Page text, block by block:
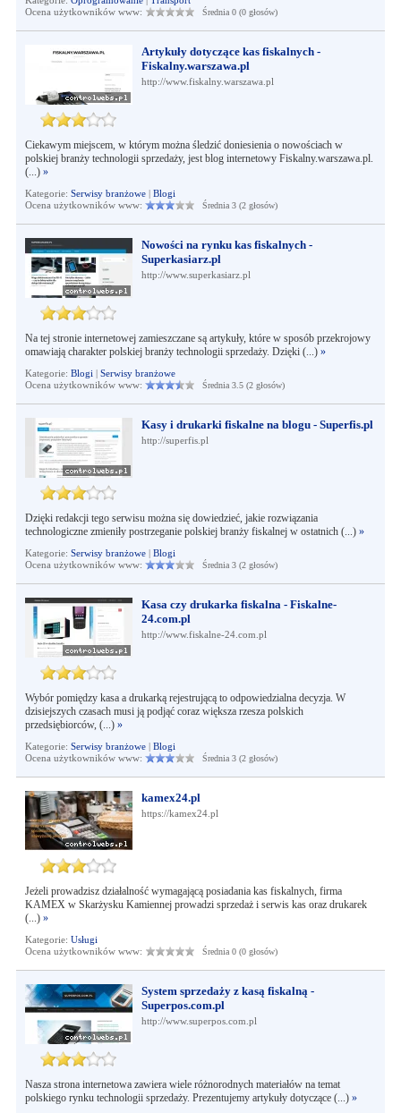
Ocena użytkowników www:
Średnia 0 (0 głosów)
Artykuły dotyczące kas fiskalnych -
Fiskalny.warszawa.pl
http://www.fiskalny.warszawa.pl
Ciekawym miejscem, w którym można śledzić doniesienia o nowościach w
polskiej branży technologii sprzedaży, jest blog internetowy Fiskalny.warszawa.pl.
(...) »
Kategorie: Serwisy branżowe| Blogi
Ocena użytkowników www:
Średnia 3 (2 głosów)
Nowości na rynku kas fiskalnych -
Superkasiarz.pl
http://www.superkasiarz.pl
Na tej stronie internetowej zamieszczane są artykuły, które w sposób przekrojowy
omawiają charakter polskiej branży technologii sprzedaży. Dzięki (...) »
Kategorie: Blogi | Serwisy branżowe
Ocena użytkowników www:
Średnia 3.5 (2 głosów)
Kasy i drukarki fiskalne na blogu - Superfis.pl
http://superfis.pl
Dzięki redakcji tego serwisu można się dowiedzieć, jakie rozwiązania
technologiczne zmieniły postrzeganie polskiej branży fiskalnej w ostatnich (...) »
Kategorie: Serwisy branżowe| Blogi
Ocena użytkowników www:
Średnia 3 (2 głosów)
Kasa czy drukarka fiskalna - Fiskalne-
24.com.pl
http://www.fiskalne-24.com.pl
Wybór pomiędzy kasa a drukarką rejestrującą to odpowiedzialna decyzja. W
dzisiejszych czasach musi ją podjąć coraz większa rzesza polskich
przedsiębiorców, (...) »
Kategorie: Serwisy branżowe| Blogi
Ocena użytkowników www:
Średnia 3 (2 głosów)
kamex24.pl
https://kamex24.pl
Jeżeli prowadzisz działalność wymagającą posiadania kas fiskalnych, firma
KAMEX w Skarżysku Kamiennej prowadzi sprzedaż i serwis kas oraz drukarek
(...) »
Kategorie: Usługi
Ocena użytkowników www:
Średnia 0 (0 głosów)
System sprzedaży z kasą fiskalną -
Superpos.com.pl
http://www.superpos.com.pl
Nasza strona internetowa zawiera wiele różnorodnych materiałów na temat
polskiego rynku technologii sprzedaży. Prezentujemy artykuły dotyczące (...) »